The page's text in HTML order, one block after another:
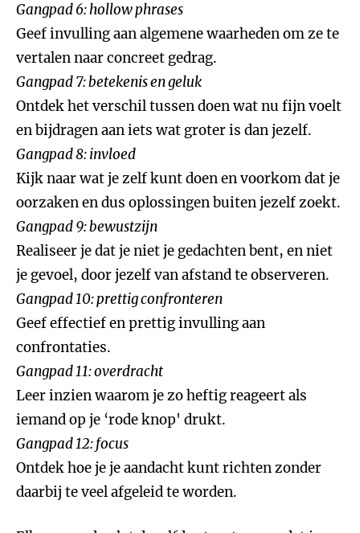
Gangpad 6: hollow phrases
Geef invulling aan algemene waarheden om ze te
vertalen naar concreet gedrag.
Gangpad 7: betekenis en geluk
Ontdek het verschil tussen doen wat nu fijn voelt
en bijdragen aan iets wat groter is dan jezelf.
Gangpad 8: invloed
Kijk naar wat je zelf kunt doen en voorkom dat je
oorzaken en dus oplossingen buiten jezelf zoekt.
Gangpad 9: bewustzijn
Realiseer je dat je niet je gedachten bent, en niet
je gevoel, door jezelf van afstand te observeren.
Gangpad 10: prettig confronteren
Geef effectief en prettig invulling aan
confrontaties.
Gangpad 11: overdracht
Leer inzien waarom je zo heftig reageert als
iemand op je ‘rode knop' drukt.
Gangpad 12: focus
Ontdek hoe je je aandacht kunt richten zonder
daarbij te veel afgeleid te worden.